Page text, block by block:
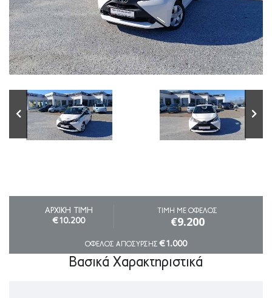
ΑΡΧΙΚΗ ΤΙΜΗ
€10.200
ΤΙΜΗ ΜΕ ΟΦΕΛΟΣ
€9.200
ΟΦΕΛΟΣ ΑΠΟΣΥΡΣΗΣ€1.000
Βασικά Χαρακτηριστικά